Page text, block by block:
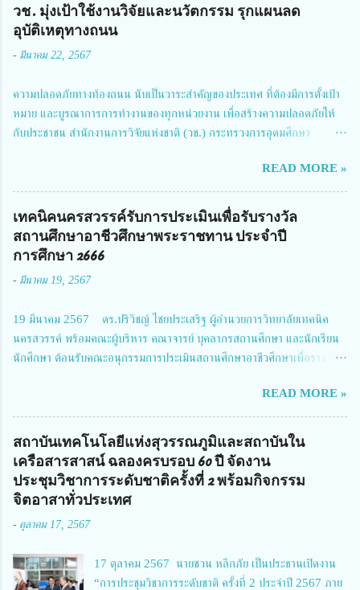
วช. มุ่งเป้าใช้งานวิจัยและนวัตกรรม รุกแผนลด
อุบัติเหตุทางถนน
- มีนาคม 22, 2567
ความปลอดภัยทางท้องถนน นับเป็นวาระสำคัญของประเทศ ที่ต้องมีการตั้งเป้า
หมาย และบูรณาการการทำงานของทุกหน่วยงาน เพื่อสร้างความปลอดภัยให้
กับประชาชน สำนักงานการวิจัยแห่งชาติ (วช.) กระทรวงการอุดมศึกษา
สมาคมวิศวกรรมชีวการแพทย์ไทย จัดการประชุมเผยแพร่ผลการดำเนินงาน
โครงการการวิจัยเชิงปฏิบัติการโดยบูรณาการทุกภาคส่วน เพื่อลดอุบัติเหตุและ
การเสียชีวิตให้สอดคล้องกับเป้าหมายแผนแม่บทฉบับที่ 5 ในวันที่ 22 มีนาคม
2567 โดยมี ดร.วิภารัตน์ ดีอ่อง ผู้อำนวยการสำนักงานการวิจัยแห่งชาติ เป็น
ประธานในพิธีเปิดพร้อมให้นโยบายการผลักดันงานวิจัยเพื่อความปลอดภัยทาง
การประชุมในครั้งนี้ นางสาวสตตกมล เกียรติพานิช ผู้อำนวยการกองบริหารทุน
Richmond Stylish Convention Hotel จังหวัดนนทบุรี ดร.วิภารัตน์ ดีอ่อง
ผู้อำนวยการสำนักงานการวิจัยแห่งชาติ กล่าวว่า วช. ในฐานะหน่วยงานบริหาร
จัดการทุนวิจัยและนวัตกรรมได้เล็งเห็นถึงความสำคัญของกา...
READ MORE »
เทคนิคนครสวรรค์รับการประเมินเพื่อรับรางวัล
สถานศึกษาอาชีวศึกษาพระราชทาน ประจำปี
การศึกษา 2666
- มีนาคม 19, 2567
19 มีนาคม 2567 ดร.ปริวิชญ์ ไชยประเสริฐ ผู้อำนวยการวิทยาลัยเทคนิค
นครสวรรค์ พร้อมคณะผู้บริหาร คณาจารย์ บุคลากรสถานศึกษา และนักเรียน
นักศึกษา ต้อนรับคณะอนุกรรมการประเมินสถานศึกษาอาชีวศึกษาเพื่อรางวัล
นายจักรภพ เนวะมาตย์ ผู้อำนวยการวิทยาลัยเทคนิคตาก ประธานคณะอนุกร
รมการฯ 1.นายวณิชา คณะใน ผู้ทรงคุณวุฒิ 2.นายภัทธาวุธ โพธา ผู้อำนวย
การวิทยาลัยสารพัดช่างกำแพงเพชร 3.นางสาวหัตถาภรณ์ เสาร์เรือน ผู้อำนวย
การวิทยาลัยการอาชีพบ้านตาก 4.นางเพ็ญศรี ขุนทอง ผู้อำนวยการวิทยาลัย
การอาชีพรัตนประสิทธิ์วิทย์ 5.นายธเนศ คงวังทอง ผู้อำนวยการวิทยาลัย
เกษตรและเทคโนโลยีพิจิตร 6.นายชัยณรงค์ คชมาตย์ ผู้อำนวยการวิทยาลัย
8.นายณัฐกฤต ภูทวี รองผู้อำนวยการวิทยาลัยเทคนิคตาก นายจักรภพ กล่าว
ยาวนาน มีบุคลากร นักเรียน นักศึกษาจำนวนมาก ต้องการควา...
READ MORE »
สถาบันเทคโนโลยีแห่งสุวรรณภูมิและสถาบันใน
เครือสารสาสน์ ฉลองครบรอบ 60 ปี จัดงาน
ประชุมวิชาการระดับชาติครั้งที่ 2 พร้อมกิจกรรม
จิตอาสาทั่วประเทศ
- ตุลาคม 17, 2567
17 ตุลาคม 2567 นายชวน หลีกภัย เป็นประธานเปิดงาน
“การประชุมวิชาการระดับชาติ ครั้งที่ 2 ประจำปี 2567 ภาย